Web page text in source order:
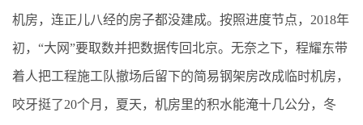
机房，连正儿八经的房子都没建成。按照进度节点，2018年
初，“大网”要取数并把数据传回北京。无奈之下，程耀东带
着人把工程施工队撤场后留下的简易钢架房改成临时机房，
咬牙挺了20个月，夏天，机房里的积水能淹十几公分，冬